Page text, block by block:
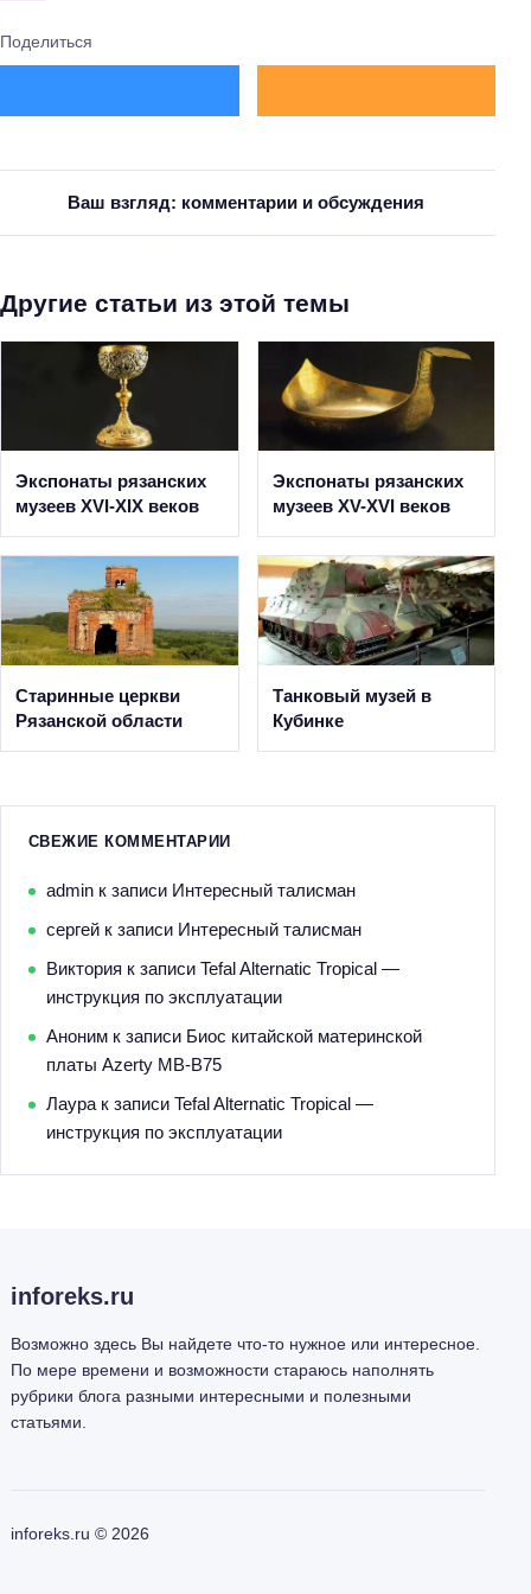
Поделиться
Ваш взгляд: комментарии и обсуждения
Другие статьи из этой темы
Экспонаты рязанских
музеев XVI-XIX веков
Экспонаты рязанских
музеев XV-XVI веков
Старинные церкви
Рязанской области
Танковый музей в
Кубинке
СВЕЖИЕ КОММЕНТАРИИ
adminк записи Интересный талисман
сергейк записи Интересный талисман
Виктория к записи Tefal Alternatic Tropical —
инструкция по эксплуатации
Анонимк записи Биос китайской материнской
платы Azerty MB-B75
Лаурак записи Tefal Alternatic Tropical —
инструкция по эксплуатации
inforeks.ru
Возможно здесь Вы найдете что-то нужное или интересное.
По мере времени и возможности стараюсь наполнять
рубрики блога разными интересными и полезными
статьями.
inforeks.ru © 2026